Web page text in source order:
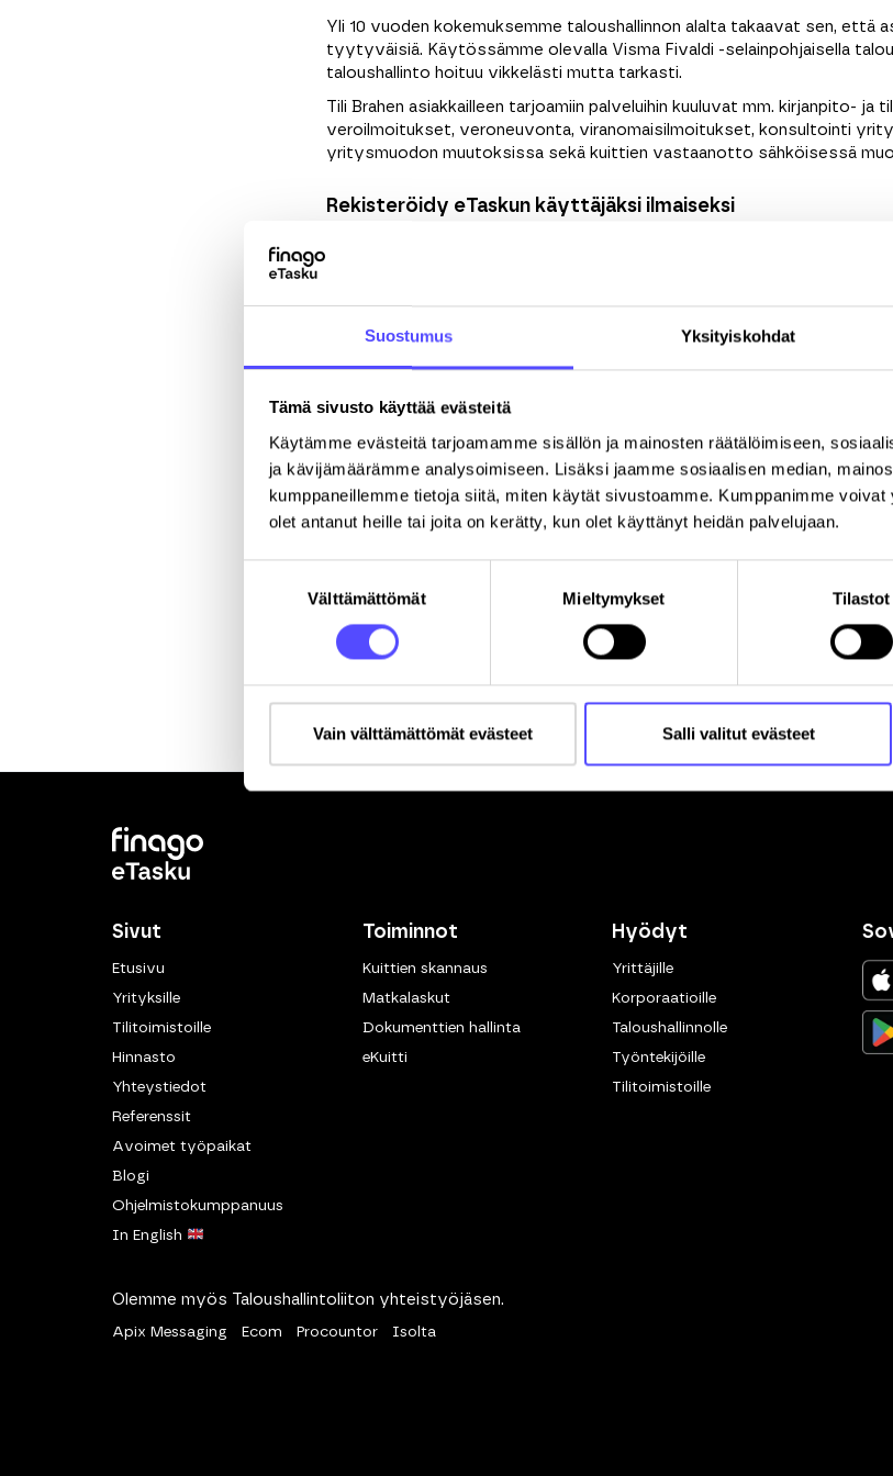
Suostumus Yksityiskohdat
Tämä sivusto käyttää evästeitä
Käytämme evästeitä tarjoamamme sisällön ja mainosten räätälöimiseen,
ja kävijämäärämme analysoimiseen. Lisäksi jaamme sosiaalisen median,
kumppaneillemme tietoja siitä, miten käytät sivustoamme. Kumppanimme
olet antanut heille tai joita on kerätty, kun olet käyttänyt heidän palvelujaan.
Välttämättömät Mieltymykset Tilastot
Vain välttämättömät evästeet Salli valitut evästeet
Yli 10 vuoden kokemuksemme taloushallinnon alalta takaavat sen, että
tyytyväisiä. Käytössämme olevalla Visma Fivaldi -selainpohjaisella
taloushallinto hoituu vikkelästi mutta tarkasti.
Tili Brahen asiakkailleen tarjoamiin palveluihin kuuluvat mm. kirjanpito- ja
veroilmoitukset, veroneuvonta, viranomaisilmoitukset, konsultointi
yritysmuodon muutoksissa sekä kuittien vastaanotto sähköisessä
Rekisteröidy eTaskun käyttäjäksi ilmaiseksi
Puhelinnumero
Yritys *
Katuosoite Postinumero
Sivut
Etusivu
Yrityksille
Tilitoimistoille
Hinnasto
Yhteystiedot
Referenssit
Avoimet työpaikat
Blogi
Ohjelmistokumppanuus
In English
Toiminnot
Kuittien skannaus
Matkalaskut
Dokumenttien hallinta
eKuitti
Hyödyt
Yrittäjille
Korporaatioille
Taloushallinnolle
Työntekijöille
Tilitoimistoille
Olemme myös Taloushallintoliiton yhteistyöjäsen.
Apix Messaging Ecom Procountor Isolta